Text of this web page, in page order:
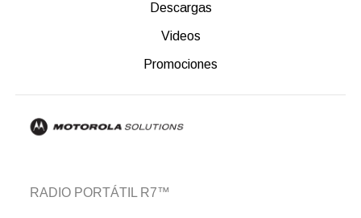
Descargas
Videos
Promociones
RADIO PORTÁTIL R7™